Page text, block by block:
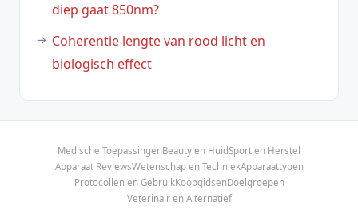
diep gaat 850nm?
Coherentie lengte van rood licht en
biologisch effect
Medische ToepassingenBeauty en HuidSport en Herstel
Apparaat ReviewsWetenschap en TechniekApparaattypen
Protocollen en GebruikKoopgidsenDoelgroepen
Veterinair en Alternatief